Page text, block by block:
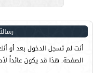
أنت لم تسجل الدخول بعد أو
الصفحة. هذا قد يكون عائداً